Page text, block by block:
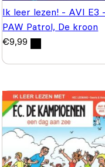
Ik leer lezen! - AVI E3 -
PAW Patrol, De kroon
€9,99